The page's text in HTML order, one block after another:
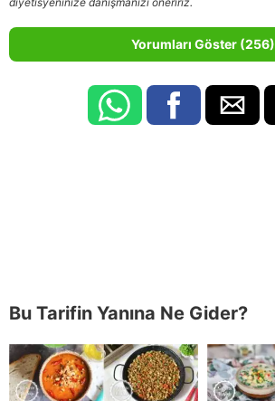
Yorumları Göster (256)
Bu Tarifin Yanına Ne Gider?